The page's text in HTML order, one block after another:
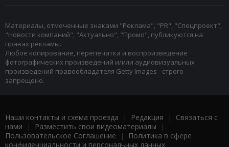
Материалы, отмеченные знаками "Реклама", "PR", "Спецпроект",
"Новости компаний", "Актуально", "Промо", публикуются на
правах рекламы.
Любое копирование, перепечатка и воспроизведение
фотографических произведений и/или аудиовизуальных
произведений правообладателя Getty Images - строго
запрещено.
Наши контакты и схема проезда | Редакция | Связаться с
нами | Разместить свои видеоматериалы |
Пользовательское Соглашение |
Политика в сфере
конфиденциальности и персональных данных